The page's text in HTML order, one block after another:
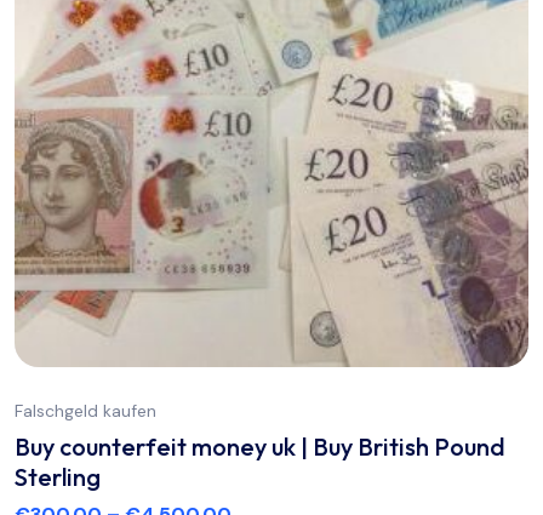
Falschgeld kaufen
Buy counterfeit money uk | Buy British Pound
Sterling